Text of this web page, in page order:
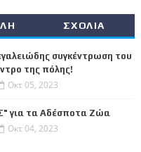
ΣΧΟΛΙΑ
συγκέντρωση του
της πόλης!
Οκτ 05, 2023
για τα Αδέσποτα Ζώα
Οκτ 04, 2023